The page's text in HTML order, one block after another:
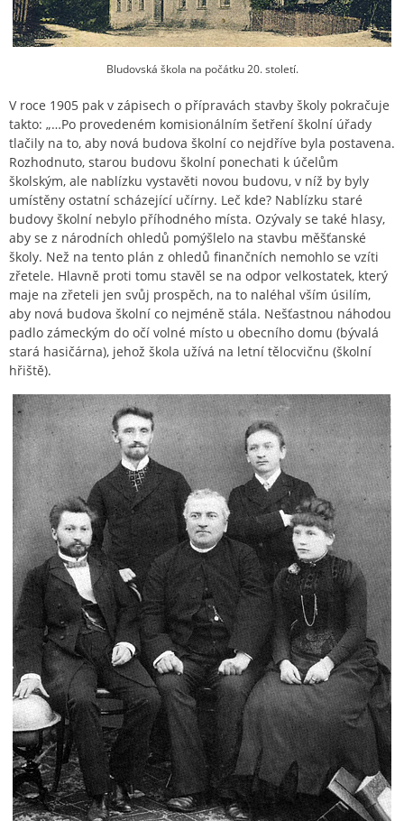
Bludovská škola na počátku 20. století.
V roce 1905 pak v zápisech o přípravách stavby školy pokračuje
takto: „…Po provedeném komisionálním šetření školní úřady
tlačily na to, aby nová budova školní co nejdříve byla postavena.
Rozhodnuto, starou budovu školní ponechati k účelům
školským, ale nablízku vystavěti novou budovu, v níž by byly
umístěny ostatní scházející učírny. Leč kde? Nablízku staré
budovy školní nebylo příhodného místa. Ozývaly se také hlasy,
aby se z národních ohledů pomýšlelo na stavbu měšťanské
školy. Než na tento plán z ohledů finančních nemohlo se vzíti
zřetele. Hlavně proti tomu stavěl se na odpor velkostatek, který
maje na zřeteli jen svůj prospěch, na to naléhal vším úsilím,
aby nová budova školní co nejméně stála. Nešťastnou náhodou
padlo zámeckým do očí volné místo u obecního domu (bývalá
stará hasičárna), jehož škola užívá na letní tělocvičnu (školní
hřiště).